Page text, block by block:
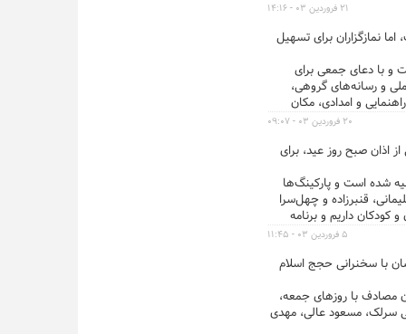
نمازگزاران برای تسهیل
و با دعای جمعی برای
رسانه ملی و رسانه‌های گروهی،
و امدادی، مکان
در فضای مجازی به نشانی
https://eitaa.com/Musalla ۳) درب‌های مصلی پس از نماز صبح باز می‌شود و برنامه‌های جایگاه، از ساعت ۷ صبح آغاز خواهد شد. ۴) نماز در ساعت ۸
۲۱ فروردین ۰۳ - ۱۴:۱۶
از اذان صبح روز عید، برای
شده است و پارکینگ‌ها
قنبرزاده و چهل‌سرا
داریم و برنامه
سبد پرهیز کنند تا سهولت
۲۰ فروردین ۰۳ - ۰۹:۰۷
مبارک رمضان با سخنرانی حجج اسلام
مصادف با روزهای جمعه،
سرلک، مسعود عالی، مهدی
۵ فروردین ۰۳ - ۱۱:۴۵